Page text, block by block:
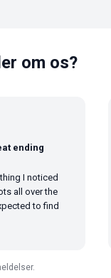
om os?
ending
I noticed
all over the
to find